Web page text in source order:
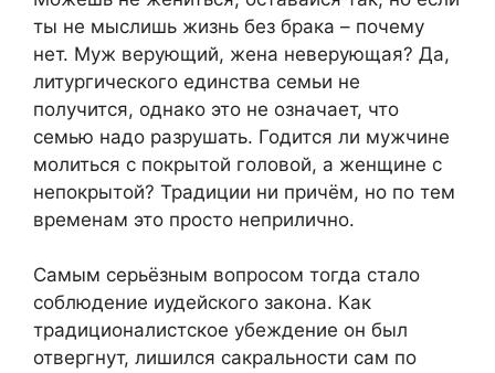
ты не мыслишь жизнь без брака – почему
нет. Муж верующий, жена неверующая? Да,
литургического единства семьи не
получится, однако это не означает, что
семью надо разрушать. Годится ли мужчине
молиться с покрытой головой, а женщине с
непокрытой? Традиции ни причём, но по тем
временам это просто неприлично.
Самым серьёзным вопросом тогда стало
соблюдение иудейского закона. Как
традиционалистское убеждение он был
отвергнут, лишился сакральности сам по